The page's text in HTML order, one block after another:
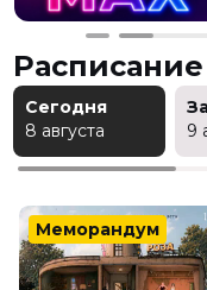
Сегодня
8 августа
9
Меморандум